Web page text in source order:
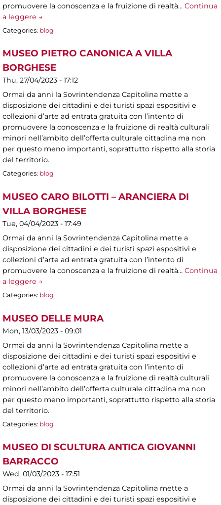
promuovere la conoscenza e la fruizione di realtà… Continua
a leggere →
Categories: blog
MUSEO PIETRO CANONICA A VILLA
BORGHESE
Thu, 27/04/2023 - 17:12
Ormai da anni la Sovrintendenza Capitolina mette a
disposizione dei cittadini e dei turisti spazi espositivi e
collezioni d’arte ad entrata gratuita con l’intento di
promuovere la conoscenza e la fruizione di realtà culturali
minori nell’ambito dell’offerta culturale cittadina ma non
per questo meno importanti, soprattutto rispetto alla storia
del territorio.
Categories: blog
MUSEO CARO BILOTTI – ARANCIERA DI
VILLA BORGHESE
Tue, 04/04/2023 - 17:49
Ormai da anni la Sovrintendenza Capitolina mette a
disposizione dei cittadini e dei turisti spazi espositivi e
collezioni d’arte ad entrata gratuita con l’intento di
promuovere la conoscenza e la fruizione di realtà… Continua
a leggere →
Categories: blog
MUSEO DELLE MURA
Mon, 13/03/2023 - 09:01
Ormai da anni la Sovrintendenza Capitolina mette a
disposizione dei cittadini e dei turisti spazi espositivi e
collezioni d’arte ad entrata gratuita con l’intento di
promuovere la conoscenza e la fruizione di realtà culturali
minori nell’ambito dell’offerta culturale cittadina ma non
per questo meno importanti, soprattutto rispetto alla storia
del territorio.
Categories: blog
MUSEO DI SCULTURA ANTICA GIOVANNI
BARRACCO
Wed, 01/03/2023 - 17:51
Ormai da anni la Sovrintendenza Capitolina mette a
disposizione dei cittadini e dei turisti spazi espositivi e